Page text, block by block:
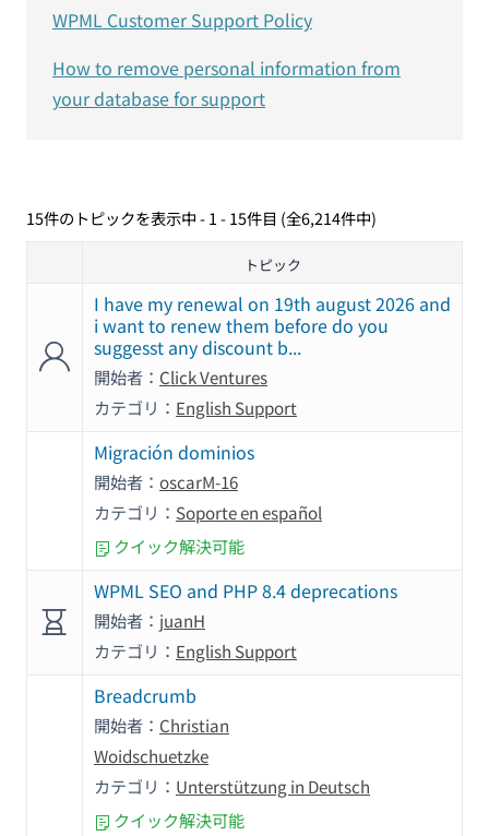
15件のトピックを表示中 - 1 - 15件目 (全6,214件中)
トピック
I have my renewal on 19th august 2026 and
i want to renew them before do you
suggesst any discount b...
開始者： Click Ventures
カテゴリ： English Support
Migración dominios
開始者： oscarM-16
カテゴリ： Soporte en español
クイック解決可能
WPML SEO and PHP 8.4 deprecations
開始者： juanH
カテゴリ： English Support
Breadcrumb
開始者： Christian
Woidschuetzke
カテゴリ： Unterstützung in Deutsch
クイック解決可能
WPML Customer Support Policy
How to remove personal information from
your database for support